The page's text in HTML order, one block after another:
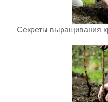
Секреты выращивания